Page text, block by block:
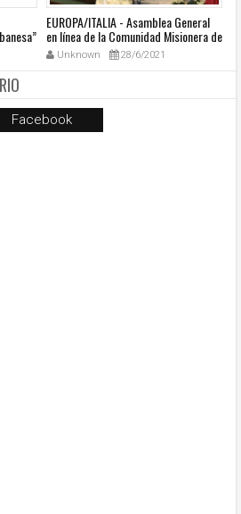
EUROPA/ITALIA - Asamblea General
en línea de la Comunidad Misionera de
Villaregia
Unknown 28/6/2021
Facebook